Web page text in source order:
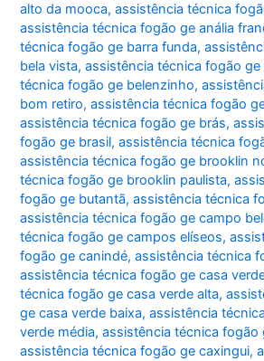
alto da mooca,assistência técnica
assistência técnica fogão ge anália
técnica fogão ge barra funda,
bela vista,assistência técnica fogão ge
técnica fogão ge belenzinho,
bom retiro,assistência técnica fogão
assistência técnica fogão ge brás,
fogão ge brasil,assistência técnica
assistência técnica fogão ge brooklin
técnica fogão ge brooklin paulista,
fogão ge butantã,assistência técnica
assistência técnica fogão ge campo
técnica fogão ge campos elíseos,
fogão ge canindé,assistência técnica
assistência técnica fogão ge casa
técnica fogão ge casa verde alta,
ge casa verde baixa,assistência
verde média,assistência técnica fogão
assistência técnica fogão ge caxingui,